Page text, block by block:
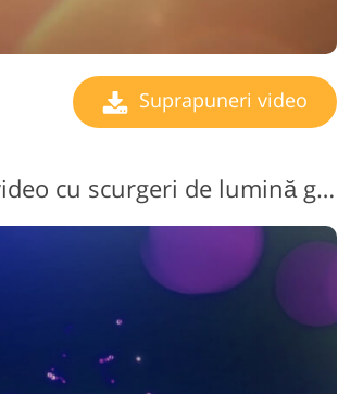
Suprapuneri video
Suprapunere video cu scurgeri de lumină gratuită nr. 14 "Veil de Mystery"